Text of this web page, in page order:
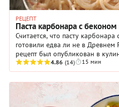
РЕЦЕПТ
Паста карбонара с
Считается, что пасту
готовили едва ли не в
рецепт был опубликован в
середине XX века. Версий
4.86 (14) 15 мин